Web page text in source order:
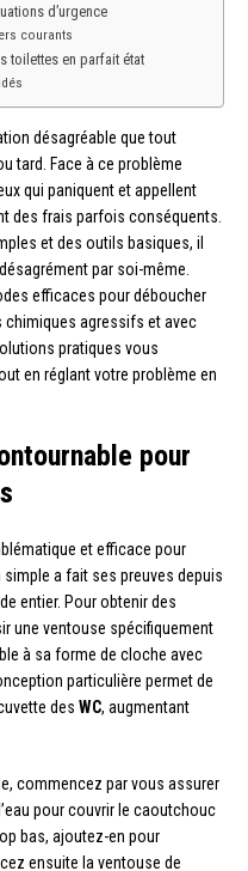
d’urgence
courants
toilettes en parfait état
désagréable que tout
tard. Face à ce problème
qui paniquent et appellent
des frais parfois conséquents.
et des outils basiques, il
par soi-même.
efficaces pour déboucher
agressifs et avec
pratiques vous
en réglant votre problème en
pour
et efficace pour
a fait ses preuves depuis
entier. Pour obtenir des
une ventouse spécifiquement
à sa forme de cloche avec
particulière permet de
des WC, augmentant
commencez par vous assurer
pour couvrir le caoutchouc
bas, ajoutez-en pour
ensuite la ventouse de